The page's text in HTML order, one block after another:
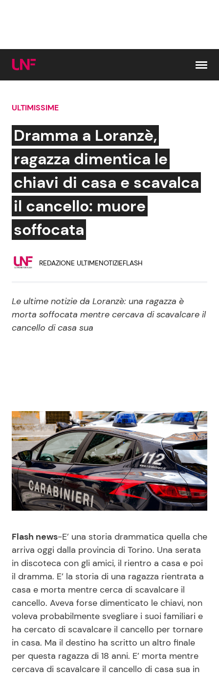
Cerca:
News e Cronaca
Attualità Italiana
Dal Mondo
Economia
Persone Scomparse
Gossip e TV
Bellezze VIP
Soap Opera
News Spettacolo
Benessere
Casa
Moda e Style
Mondo Mamma
News benessere
Salute
Viaggi e Turismo
Festività
Cucina e Ricette
Consigli di Cucina
Dolci
Le Ricette in TV
Primi Piatti
Ricette Facili e Veloci
Ricette Feste
Ricette per Bambini
ULTIMISSIME
Dramma a Loranzè,
ragazza dimentica le
chiavi di casa e scavalca
il cancello: muore
soffocata
REDAZIONE ULTIMENOTIZIEFLASH
Le ultime notizie da Loranzè: una ragazza è
morta soffocata mentre cercava di scavalcare il
cancello di casa sua
Flash news-E’ una storia drammatica quella che
arriva oggi dalla provincia di Torino. Una serata
in discoteca con gli amici, il rientro a casa e poi
il dramma. E’ la storia di una ragazza rientrata a
casa e morta mentre cerca di scavalcare il
cancello. Aveva forse dimenticato le chiavi, non
voleva probabilmente svegliare i suoi familiari e
ha cercato di scavalcare il cancello per tornare
in casa. Ma il destino ha scritto un altro finale
per questa ragazza di 18 anni. E’ morta mentre
cercava di scavalcare il cancello di casa sua in